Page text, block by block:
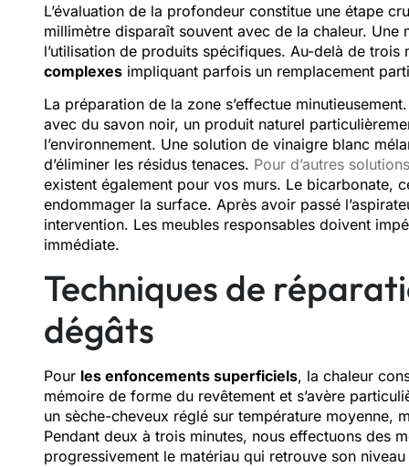
L’évaluation de la profondeur constitue une étape
millimètre disparaît souvent avec de la chaleur.
l’utilisation de produits spécifiques. Au-delà de
complexes impliquant parfois un remplacement
La préparation de la zone s’effectue
avec du savon noir, un produit naturel
l’environnement. Une solution de vinaigre blanc
d’éliminer les résidus tenaces. Pour d’autres
existent également pour vos murs. Le bicarbonate,
endommager la surface. Après avoir passé
intervention. Les meubles responsables doivent
immédiate.
Techniques de
dégâts
Pour les enfoncements superficiels, la chaleur
mémoire de forme du revêtement et s’avère
un sèche-cheveux réglé sur température moyenne,
Pendant deux à trois minutes, nous effectuons des
progressivement le matériau qui retrouve son